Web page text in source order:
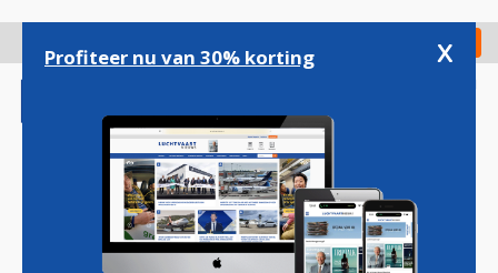
gaan
Check in
Magazine Podcasts Vacatures
Profiteer nu van 30% korting x